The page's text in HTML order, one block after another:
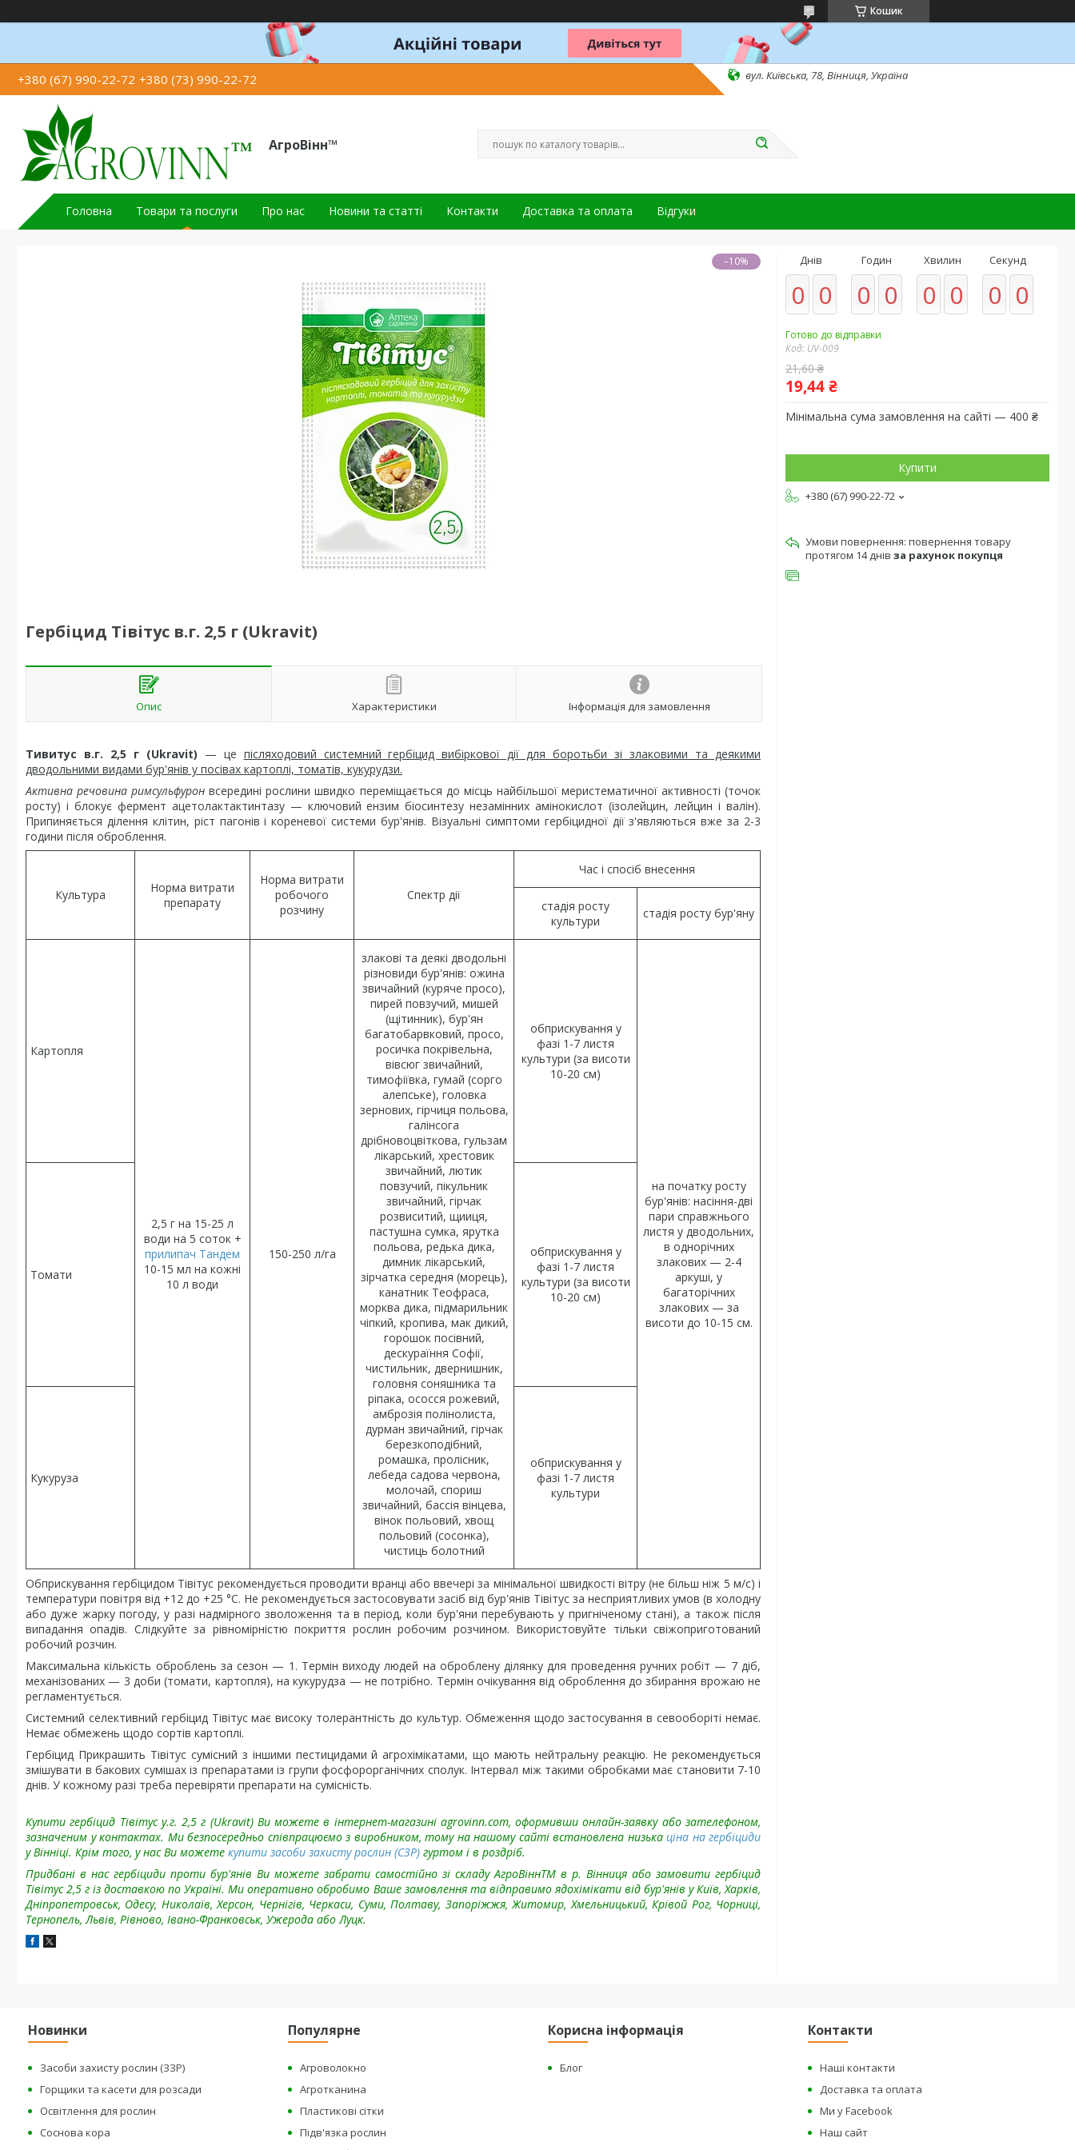
Кошик
+380 (67) 990-22-72 +380 (73) 990-22-72 вул. Київська, 78, Вінниця, Україна
АгроВінн™
Головна Товари та послуги Про нас Новини та статті Контакти Доставка та оплата Відгуки
–10%
Гербіцид Тівітус в.г. 2,5 г (Ukravit)
Опис Характеристики Інформація для замовлення
Тивитус в.г. 2,5 г (Ukravit) — це післяходовий системний гербіцид вибіркової дії для боротьби зі злаковими та деякими
дводольними видами бур'янів у посівах картоплі, томатів, кукурудзи.
Активна речовина римсульфурон всередині рослини швидко переміщається до місць найбільшої меристематичної активності (точок
росту) і блокує фермент ацетолактактинтазу — ключовий ензим біосинтезу незамінних амінокислот (ізолейцин, лейцин і валін).
Припиняється ділення клітин, ріст пагонів і кореневої системи бур'янів. Візуальні симптоми гербіцидної дії з'являються вже за 2-3
години після оброблення.
Культура
Норма витрати
препарату
Норма витрати
робочого
розчину
Спектр дії
Час і спосіб внесення
стадія росту
культури
стадія росту бур'яну
Картопля
2,5 г на 15-25 л
води на 5 соток +
прилипач Тандем
10-15 мл на кожні
10 л води
150-250 л/га
злакові та деякі дводольні
різновиди бур'янів: ожина
звичайний (куряче просо),
пирей повзучий, мишей
(щітинник), бур'ян
багатобарвковий, просо,
росичка покрівельна,
вівсюг звичайний,
тимофіївка, гумай (сорго
алепське), головка
зернових, гірчиця польова,
галінсога
дрібновоцвіткова, гульзам
лікарський, хрестовик
звичайний, лютик
повзучий, пікульник
звичайний, гірчак
розвиситий, щииця,
пастушна сумка, ярутка
польова, редька дика,
димник лікарський,
зірчатка середня (морець),
канатник Теофраса,
морква дика, підмарильник
чіпкий, кропива, мак дикий,
горошок посівний,
дескураїння Софії,
чистильник, двернишник,
головня соняшника та
ріпака, ососся рожевий,
амброзія полінолиста,
дурман звичайний, гірчак
березкоподібний,
ромашка, пролісник,
лебеда садова червона,
молочай, спориш
звичайний, бассія вінцева,
вінок польовий, хвощ
польовий (сосонка),
чистиць болотний
обприскування у
фазі 1-7 листя
культури (за висоти
10-20 см)
на початку росту
бур'янів: насіння-дві
пари справжнього
листя у дводольних,
в однорічних
злакових — 2-4
аркуші, у
багаторічних
злакових — за
висоти до 10-15 см.
Томати
обприскування у
фазі 1-7 листя
культури (за висоти
10-20 см)
Кукуруза
обприскування у
фазі 1-7 листя
культури
Обприскування гербіцидом Тівітус рекомендується проводити вранці або ввечері за мінімальної швидкості вітру (не більш ніж 5 м/с) і
температури повітря від +12 до +25 °C. Не рекомендується застосовувати засіб від бур'янів Тівітус за несприятливих умов (в холодну
або дуже жарку погоду, у разі надмірного зволоження та в період, коли бур'яни перебувають у пригніченому стані), а також після
випадання опадів. Слідкуйте за рівномірністю покриття рослин робочим розчином. Використовуйте тільки свіжоприготований
робочий розчин.
Максимальна кількість оброблень за сезон — 1. Термін виходу людей на оброблену ділянку для проведення ручних робіт — 7 діб,
механізованих — 3 доби (томати, картопля), на кукурудза — не потрібно. Термін очікування від оброблення до збирання врожаю не
регламентується.
Системний селективний гербіцид Тівітус має високу толерантність до культур. Обмеження щодо застосування в севооборіті немає.
Немає обмежень щодо сортів картоплі.
Гербіцид Прикрашить Тівітус сумісний з іншими пестицидами й агрохімікатами, що мають нейтральну реакцію. Не рекомендується
змішувати в бакових сумішах із препаратами із групи фосфорорганічних сполук. Інтервал між такими обробками має становити 7-10
днів. У кожному разі треба перевіряти препарати на сумісність.
Купити гербіцид Тівітус у.г. 2,5 г (Ukravit) Ви можете в інтернет-магазині agrovinn.com, оформивши онлайн-заявку або зателефоном,
зазначеним у контактах. Ми безпосередньо співпрацюємо з виробником, тому на нашому сайті встановлена низька ціна на гербіциди
у Вінніці. Крім того, у нас Ви можете купити засоби захисту рослин (СЗР) гуртом і в роздріб.
Придбані в нас гербіциди проти бур'янів Ви можете забрати самостійно зі складу АгроВіннTM в р. Вінниця або замовити гербіцид
Тівітус 2,5 г із доставкою по Україні. Ми оперативно обробимо Ваше замовлення та відправимо ядохімікати від бур'янів у Київ, Харків,
Дніпропетровськ, Одесу, Николаїв, Херсон, Чернігів, Черкаси, Суми, Полтаву, Запоріжжя, Житомир, Хмельницький, Крівой Рог, Чорниці,
Тернопель, Львів, Рівново, Івано-Франковськ, Ужерода або Луцк.
Днів
0 0
Годин
0 0
Хвилин
0 0
Секунд
0 0
Готово до відправки
Код: UV-009
21,60 ₴
19,44 ₴
Мінімальна сума замовлення на сайті — 400 ₴
Купити
+380 (67) 990-22-72
повернення товару
протягом 14 днів за рахунок покупця
Новинки
Засоби захисту рослин (ЗЗР)
Горщики та касети для розсади
Освітлення для рослин
Соснова кора
Популярне
Агроволокно
Агротканина
Пластикові сітки
Підв'язка рослин
Корисна інформація
Блог
Контакти
Наші контакти
Доставка та оплата
Ми у Facebook
Наш сайт